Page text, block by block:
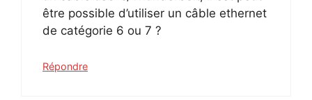
être possible d’utiliser un câble ethernet
de catégorie 6 ou 7 ?
Répondre